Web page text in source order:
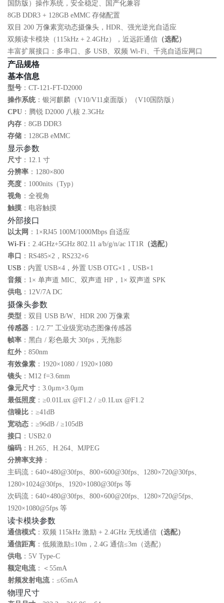
国防版）操作系统，安全稳定、国产化兼容
8GB DDR3 + 128GB eMMC 存储配置
双目 200 万像素宽动态摄像头，HDR、强光逆光自适应
双频读卡模块（115kHz + 2.4GHz），近远距通信 （选配）
丰富扩展接口：多串口、多 USB、双频 Wi‑Fi、千兆自适应网口
产品规格
基本信息
型号 ：CT-121-FT-D2000
操作系统：银河麒麟（V10/V11桌面版）（V10国防版）
CPU ：腾锐 D2000 八核 2.3GHz
内存 ：8GB DDR3
存储 ：128GB eMMC
显示参数
尺寸 ：12.1 寸
分辨率 ：1280×800
亮度 ：1000nits（Typ）
视角 ：全视角
触摸 ：电容触摸
外部接口
以太网 ：1×RJ45 100M/1000Mbps 自适应
Wi‑Fi ：2.4GHz+5GHz 802.11 a/b/g/n/ac 1T1R （选配）
串口 ：RS485×2，RS232×6
USB ：内置 USB×4，外置 USB OTG×1，USB×1
音频 ：1× 单声道 MIC、双声道 HP，1× 双声道 SPK
供电：12V/7A DC
摄像头参数
类型 ：双目 USB B/W、HDR 200 万像素
传感器 ：1/2.7” 工业级宽动态图像传感器
帧率 ：黑白 / 彩色最大 30fps，无拖影
红外：850nm
有效像素 ：1920×1080 / 1920×1080
镜头 ：M12 f=3.6mm
像元尺寸 ：3.0μm×3.0μm
最低照度 ：≥0.01Lux @F1.2 / ≥0.1Lux @F1.2
信噪比 ：≥41dB
宽动态 ：≥96dB / ≥105dB
接口 ：USB2.0
编码 ：H.265、H.264、MJPEG
分辨率支持 ：
主码流：640×480@30fps、800×600@30fps、1280×720@30fps、
1280×1024@30fps、1920×1080@30fps 等
次码流：640×480@30fps、800×600@20fps、1280×720@5fps、
1920×1080@5fps 等
读卡模块参数
通信模式 ：双频 115kHz 激励 + 2.4GHz 无线通信 （选配）
通信距离 ：低频激励≤10m，2.4G 通信≤3m（选配）
供电：5V Type‑C
额定电流：＜55mA
射频发射电流：≤65mA
物理尺寸